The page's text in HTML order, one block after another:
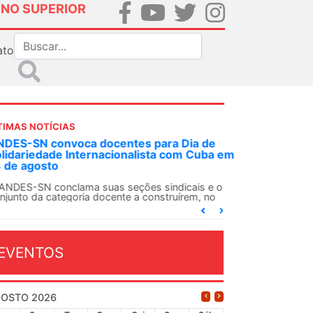
SUPERIOR
NOTÍCIAS
SN convoca docentes para Dia de
Internacionalista com Cuba em
de agosto
SN conclama suas seções sindicais e o
da categoria docente a construírem, no